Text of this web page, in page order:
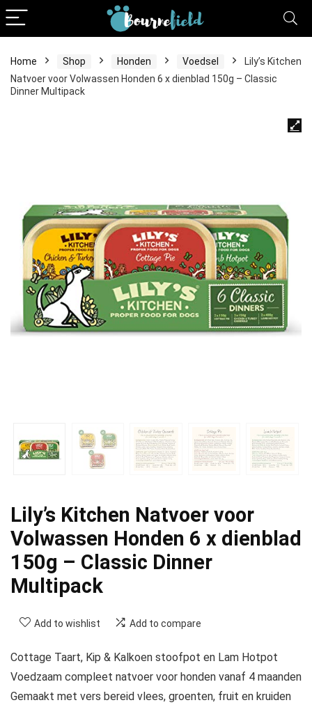
Home Shop Honden Voedsel
Lily’s Kitchen
Natvoer voor Volwassen Honden 6 x dienblad 150g – Classic
Dinner Multipack
Lily’s Kitchen Natvoer voor
Volwassen Honden 6 x dienblad
150g – Classic Dinner
Multipack
Add to wishlist Add to compare
Cottage Taart, Kip & Kalkoen stoofpot en Lam Hotpot
Voedzaam compleet natvoer voor honden vanaf 4 maanden
Gemaakt met vers bereid vlees, groenten, fruit en kruiden